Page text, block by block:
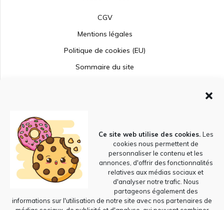
Ce site web utilise des cookies. Les
cookies nous permettent de
personnaliser le contenu et les
annonces, d'offrir des fonctionnalités
relatives aux médias sociaux et
d'analyser notre trafic. Nous
partageons également des
informations sur l'utilisation de notre site avec nos partenaires de
CGV
Mentions légales
Politique de cookies (EU)
Sommaire du site
CATEGORIES
BLOG
RECHERCHER
for: